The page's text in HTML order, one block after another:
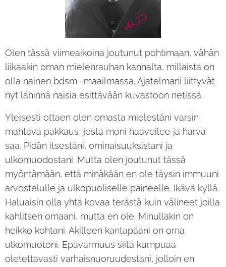
Olen tässä viimeaikoina joutunut pohtimaan, vähän
liikaakin oman mielenrauhan kannalta, millaista on
olla nainen bdsm -maailmassa. Ajatelmani liittyvät
nyt lähinnä naisia esittävään kuvastoon netissä.
Yleisesti ottaen olen omasta mielestäni varsin
mahtava pakkaus, josta moni haaveilee ja harva
saa. Pidän itsestäni, ominaisuuksistani ja
ulkomuodostani. Mutta olen joutunut tässä
myöntämään, että minäkään en ole täysin immuuni
arvostelulle ja ulkopuoliselle paineelle. Ikävä kyllä.
Haluaisin olla yhtä kovaa terästä kuin välineet joilla
kahlitsen omaani, mutta en ole. Minullakin on
heikko kohtani. Akilleen kantapääni on oma
ulkomuotoni. Epävarmuus siitä kumpuaa
oletettavasti varhaisnuoruudestani, jolloin en